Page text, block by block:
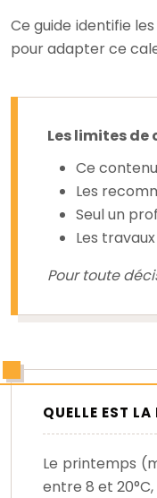
Ce guide identifie
pour adapter ce
Les limites de
Ce
Les
Seul un
Les
Pour toute
QUELLE EST
Le printemps
entre 8 et